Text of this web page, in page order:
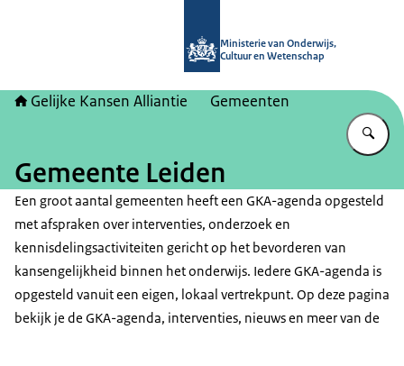
Ministerie van Onderwijs,
Cultuur en Wetenschap
Gelijke Kansen Alliantie Gemeenten
Gemeente Leiden
Een groot aantal gemeenten heeft een GKA-agenda opgesteld
met afspraken over interventies, onderzoek en
kennisdelingsactiviteiten gericht op het bevorderen van
kansengelijkheid binnen het onderwijs. Iedere GKA-agenda is
opgesteld vanuit een eigen, lokaal vertrekpunt. Op deze pagina
bekijk je de GKA-agenda, interventies, nieuws en meer van de